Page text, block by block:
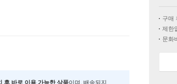
후 바로 이용 가능한 상품이며, 배송되지
구매
제한
문화